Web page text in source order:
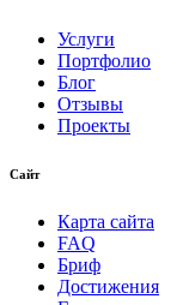
Услуги
Портфолио
Блог
Отзывы
Проекты
Сайт
Карта сайта
FAQ
Бриф
Достижения